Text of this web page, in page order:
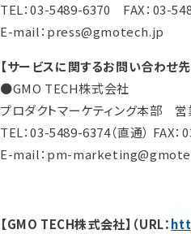
TEL：03-5489-6370 FAX：03-
E-mail：press@gmotech.jp
【サービスに関するお問い合わせ先
●GMO TECH株式会社
プロダクトマーケティング本部 営
TEL：03-5489-6374（直通） FAX
E-mail：pm-
【GMO TECH株式会社】（URL：